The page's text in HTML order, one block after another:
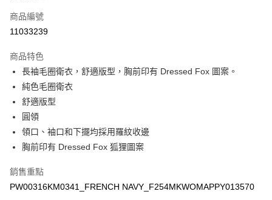
每筆NT$100，滿NT$3,000(含以上)免運費
付款後萊爾富取貨
每筆NT$100
付款後7-11取貨
每筆NT$100，滿NT$3,000(含以上)免運費
每筆NT$100，滿NT$3,000(含以上)免運費
商品編號
11033239
商品特色
長袖毛圈衛衣，舒適版型，胸前印有 Dressed Fox 圖案。
純色毛圈衛衣
舒適版型
圓領
領口、袖口和下擺均採用羅紋收邊
胸前印有 Dressed Fox 狐狸圖案
銷售重點
PW00316KM0341_FRENCH NAVY_F254MKWOMAPPY013570